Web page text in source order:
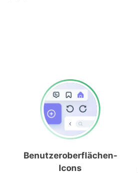
Benutzeroberflächen-
Icons